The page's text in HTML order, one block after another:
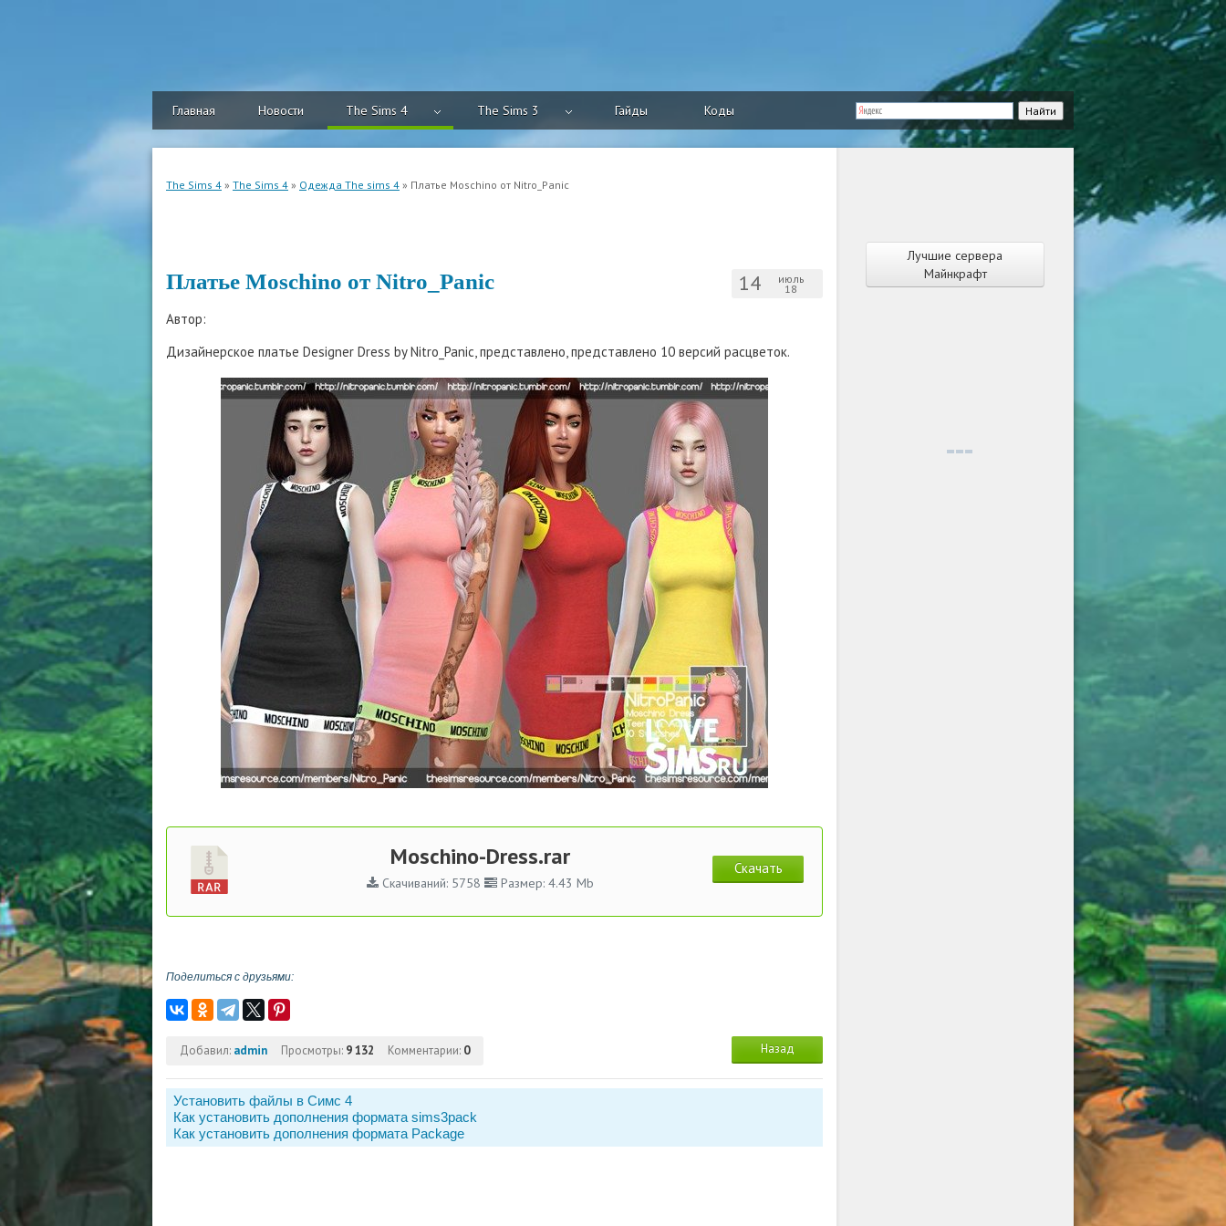
Главная Новости The Sims 4 The Sims 3 Гайды Коды
Лучшие сервера
Майнкрафт
The Sims 4 » The Sims 4 » Одежда The sims 4 » Платье Moschino от Nitro_Panic
14 июль
18
Платье Moschino от Nitro_Panic
Автор:
Дизайнерское платье Designer Dress by Nitro_Panic, представлено, представлено 10 версий расцветок.
Moschino-Dress.rar
Скачиваний: 5758 Размер: 4.43 Mb
Скачать
Поделиться с друзьями:
Назад
Добавил: admin Просмотры: 9 132 Комментарии: 0
Установить файлы в Симс 4
Как установить дополнения формата sims3pack
Как установить дополнения формата Package